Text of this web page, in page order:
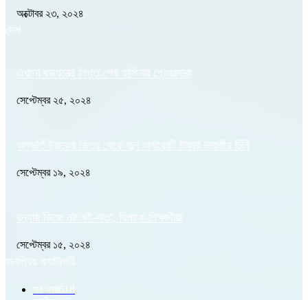
অক্টোবর ২৩, ২০২৪
দেশ
এখনো ষড়যন্ত্রে লিপ্ত শেখ হাসিনার প্রেতাত্মারা
সেপ্টেম্বর ২৫, ২০২৪
বালুভর্তি ট্রাকের ভিতর থেকে জব্দ অর্ধকোটি টাকার ভারতীয় চিনি
সেপ্টেম্বর ১৯, ২০২৪
বন্যায় ভিজে নষ্ট বই-খাতা, বিপাকে শিক্ষার্থীরা
সেপ্টেম্বর ১৫, ২০২৪
জনপ্রিয় ক্যাটাগরি
সব খবর 618